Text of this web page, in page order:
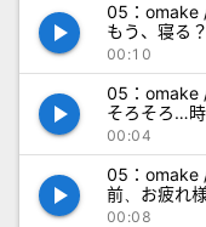
play_arrow
05：omake
もう、寝る
00:10
play_arrow
05：omake
そろそろ…
00:04
play_arrow
05：omake
前、お疲れ
00:08